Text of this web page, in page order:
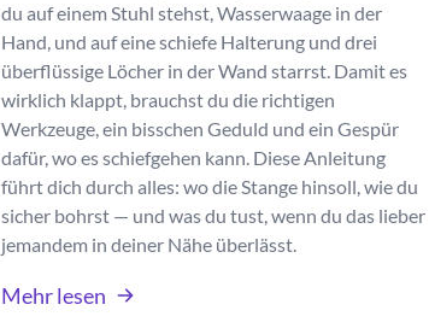
du auf einem Stuhl stehst, Wasserwaage in der
Hand, und auf eine schiefe Halterung und drei
überflüssige Löcher in der Wand starrst. Damit es
wirklich klappt, brauchst du die richtigen
Werkzeuge, ein bisschen Geduld und ein Gespür
dafür, wo es schiefgehen kann. Diese Anleitung
führt dich durch alles: wo die Stange hinsoll, wie du
sicher bohrst — und was du tust, wenn du das lieber
jemandem in deiner Nähe überlässt.
Mehr lesen